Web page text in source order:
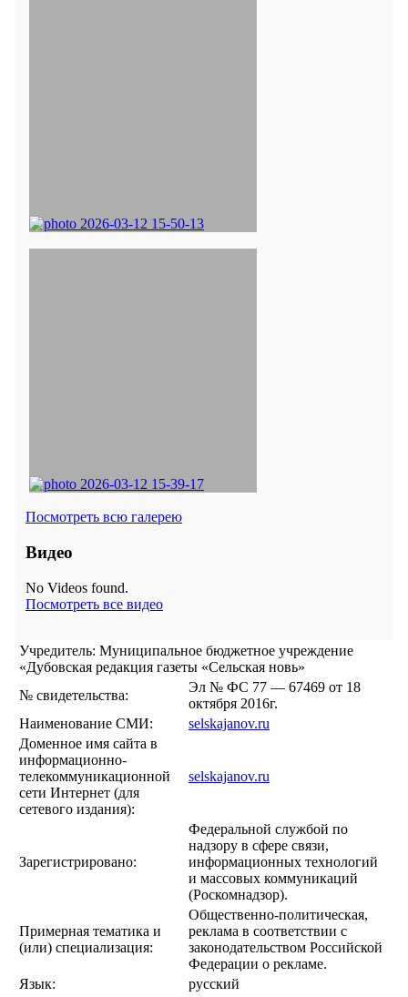
Посмотреть всю галерею
Видео
No Videos found.
Посмотреть все видео
Учредитель: Муниципальное бюджетное учреждение
«Дубовская редакция газеты «Сельская новь»
№ свидетельства:
Эл № ФС 77 — 67469 от 18
октября 2016г.
Наименование СМИ:
selskajanov.ru
Доменное имя сайта в
информационно-
телекоммуникационной
сети Интернет (для
сетевого издания):
selskajanov.ru
Зарегистрировано:
Федеральной службой по
надзору в сфере связи,
информационных технологий
и массовых коммуникаций
(Роскомнадзор).
Примерная тематика и
(или) специализация:
Общественно-политическая,
реклама в соответствии с
законодательством Российской
Федерации о рекламе.
Язык:
русский